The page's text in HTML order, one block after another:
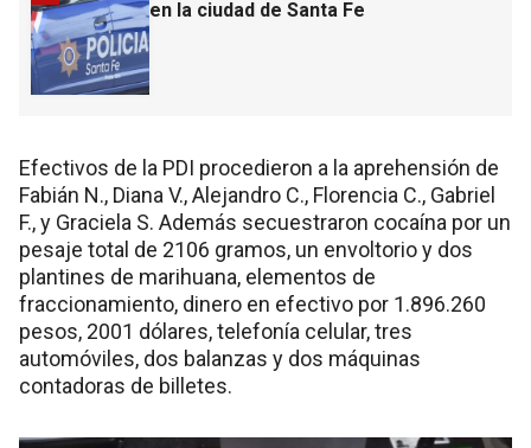
en la ciudad de Santa Fe
Efectivos de la PDI procedieron a la aprehensión de
Fabián N., Diana V., Alejandro C., Florencia C., Gabriel
F., y Graciela S. Además secuestraron cocaína por un
pesaje total de 2106 gramos, un envoltorio y dos
plantines de marihuana, elementos de
fraccionamiento, dinero en efectivo por 1.896.260
pesos, 2001 dólares, telefonía celular, tres
automóviles, dos balanzas y dos máquinas
contadoras de billetes.